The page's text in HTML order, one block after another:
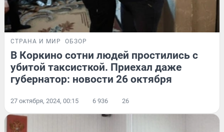
СТРАНА И МИР ОБЗОР
В Коркино сотни людей простились с
убитой таксисткой. Приехал даже
губернатор: новости 26 октября
27 октября, 2024, 00:15 6 936 26